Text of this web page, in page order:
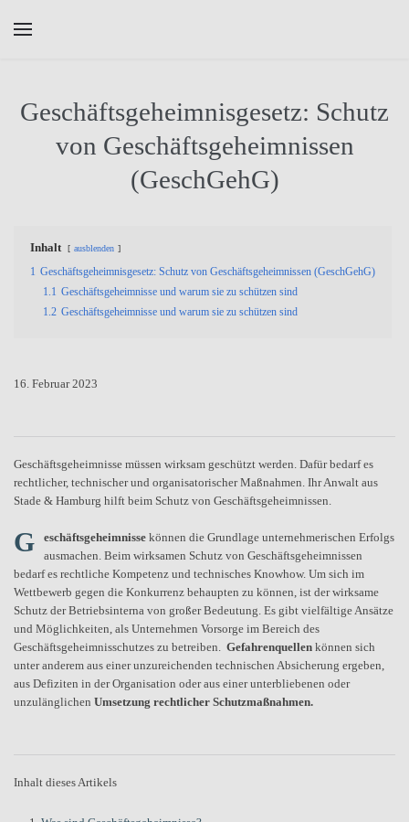
Geschäftsgeheimnisgesetz: Schutz
von Geschäftsgeheimnissen
(GeschGehG)
Inhalt ausblenden
1 Geschäftsgeheimnisgesetz: Schutz von Geschäftsgeheimnissen (GeschGehG)
1.1 Geschäftsgeheimnisse und warum sie zu schützen sind
1.2 Geschäftsgeheimnisse und warum sie zu schützen sind
16. Februar 2023
Geschäftsgeheimnisse müssen wirksam geschützt werden. Dafür bedarf es
rechtlicher, technischer und organisatorischer Maßnahmen. Ihr Anwalt aus
Stade & Hamburg hilft beim Schutz von Geschäftsgeheimnissen.
G eschäftsgeheimnisse können die Grundlage unternehmerischen Erfolgs
ausmachen. Beim wirksamen Schutz von Geschäftsgeheimnissen
bedarf es rechtliche Kompetenz und technisches Knowhow. Um sich im
Wettbewerb gegen die Konkurrenz behaupten zu können, ist der wirksame
Schutz der Betriebsinterna von großer Bedeutung. Es gibt vielfältige Ansätze
und Möglichkeiten, als Unternehmen Vorsorge im Bereich des
Geschäftsgeheimnisschutzes zu betreiben. Gefahrenquellen können sich
unter anderem aus einer unzureichenden technischen Absicherung ergeben,
aus Defiziten in der Organisation oder aus einer unterbliebenen oder
unzulänglichen Umsetzung rechtlicher Schutzmaßnahmen.
Inhalt dieses Artikels